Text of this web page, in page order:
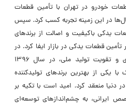
خودرو در تهران با تأمین قطعات
در این زمینه تجربه کسب کرد. سپس
یدکی باکیفیت و اصالت از برندهای
قطعات یدکی در بازار ایفا کرد. در
راستای بومی‌سازی تکنولوژی و تقویت تولید ملی، در سال ۱۳۹۶
با یکی از بهترین برندهای تولیدکننده
دنیا منعقد کرد. امید است با تکیه بر
ایرانی، به چشم‌اندازهای توسعه‌ای